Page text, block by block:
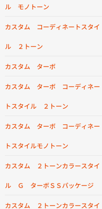
ル モノトーン
カスタム コーディネートスタイ
ル ２トーン
カスタム ターボ
カスタム ターボ コーディネー
トスタイル ２トーン
カスタム ターボ コーディネー
トスタイルモノトーン
カスタム ２トーンカラースタイ
ル Ｇ ターボＳＳパッケージ
カスタム ２トーンカラースタイ